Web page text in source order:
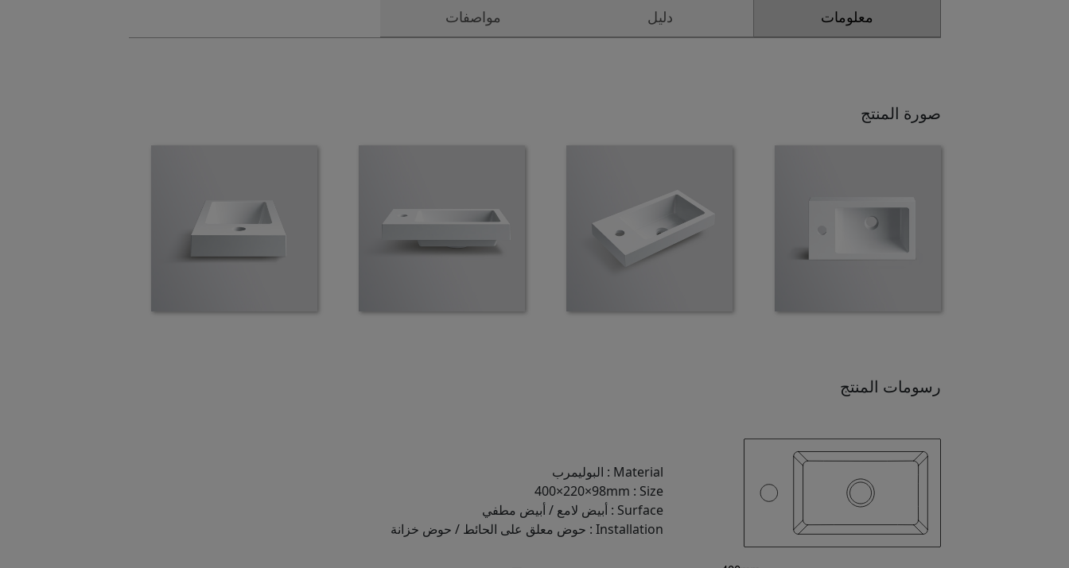
معلومات دليل مواصفات
صورة المنتج
رسومات المنتج
Material
: البوليمرب
Size
:
400×220×98mm
Surface
: أبيض لامع / أبيض مطفي
Installation
: حوض معلق على الحائط / حوض خزانة